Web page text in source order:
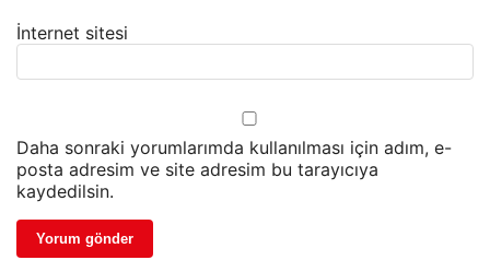
İnternet sitesi
Daha sonraki yorumlarımda kullanılması için adım, e-
posta adresim ve site adresim bu tarayıcıya
kaydedilsin.